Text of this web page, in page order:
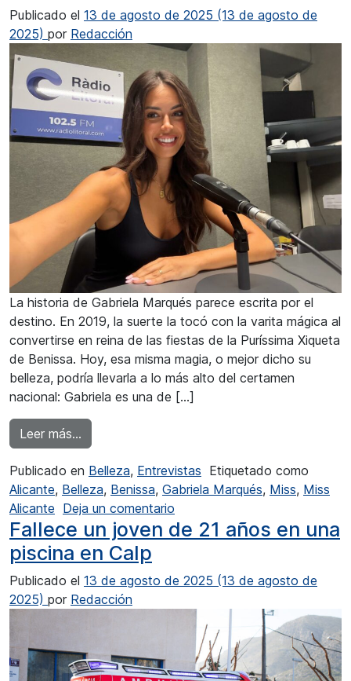
Publicado el 13 de agosto de 2025 (13 de agosto de
2025) por Redacción
La historia de Gabriela Marqués parece escrita por el
destino. En 2019, la suerte la tocó con la varita mágica al
convertirse en reina de las fiestas de la Puríssima Xiqueta
de Benissa. Hoy, esa misma magia, o mejor dicho su
belleza, podría llevarla a lo más alto del certamen
nacional: Gabriela es una de […]
Leer más…
Publicado en Belleza, Entrevistas Etiquetado como
Alicante, Belleza, Benissa, Gabriela Marqués, Miss, Miss
Alicante Deja un comentario
Fallece un joven de 21 años en una
piscina en Calp
Publicado el 13 de agosto de 2025 (13 de agosto de
2025) por Redacción